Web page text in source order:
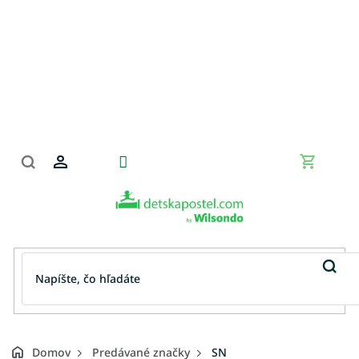
Domov Predávané značky SN